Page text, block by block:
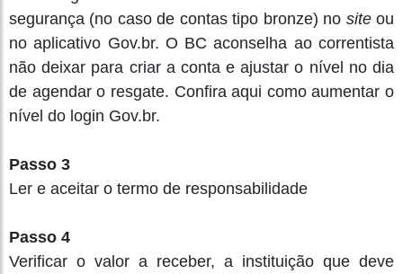
segurança (no caso de contas tipo bronze) no siteou
no aplicativo Gov.br. O BC aconselha ao correntista
não deixar para criar a conta e ajustar o nível no dia
de agendar o resgate. Confira aqui como aumentar o
nível do login Gov.br.
Passo 3
Ler e aceitar o termo de responsabilidade
Passo 4
Verificar o valor a receber, a instituição que deve